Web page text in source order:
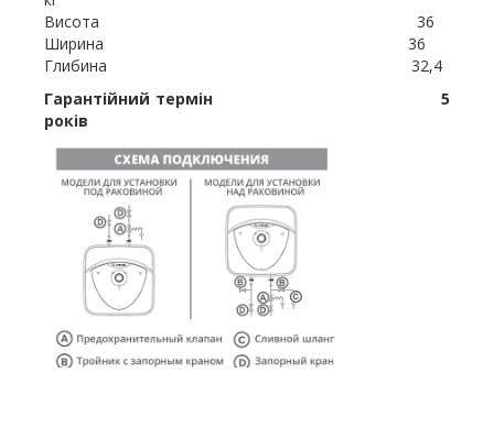
Висота 36
Ширина 36
Глибина 32,4
Гарантійний термін 5
років